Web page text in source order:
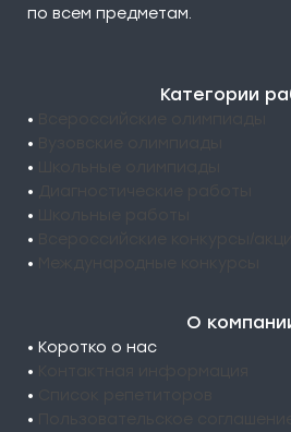
по всем предметам.
Категории
•
•
•
•
•
•
•
О
• Коротко о нас
•
•
•